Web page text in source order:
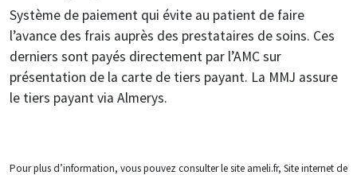
Système de paiement qui évite au patient de faire
l’avance des frais auprès des prestataires de soins. Ces
derniers sont payés directement par l’AMC sur
présentation de la carte de tiers payant. La MMJ assure
le tiers payant via Almerys.
Pour plus d’information, vous pouvez consulter le site ameli.fr, Site internet de